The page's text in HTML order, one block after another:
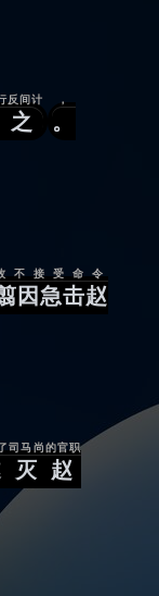
反间计
。
，
因急击赵
不接受命令
灭赵
司马尚的官职